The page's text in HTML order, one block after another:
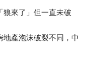
狼來了」但一直未破
產泡沫破裂不同，中